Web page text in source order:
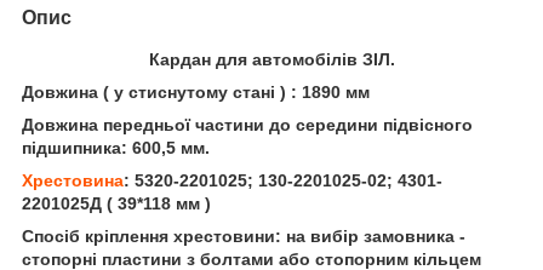
Опис
Кардан для автомобілів ЗІЛ.
Довжина ( у стиснутому стані ) : 1890 мм
Довжина передньої частини до середини підвісного
підшипника: 600,5 мм.
Хрестовина: 5320-2201025; 130-2201025-02; 4301-
2201025Д ( 39*118 мм )
Спосіб кріплення хрестовини: на вибір замовника -
стопорні пластини з болтами або стопорним кільцем